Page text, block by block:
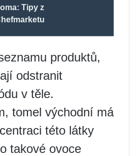
Tipy z
produktů,
odstranit
v těle.
tomel východní má
této látky
takové ovoce